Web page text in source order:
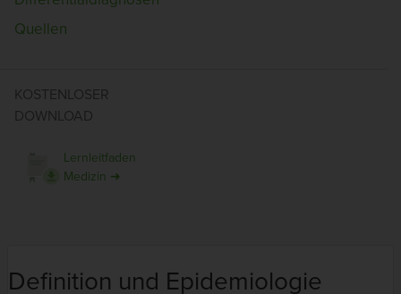
Quellen
KOSTENLOSER
DOWNLOAD
Lernleitfaden
Medizin ➜
Definition und Epidemiologie